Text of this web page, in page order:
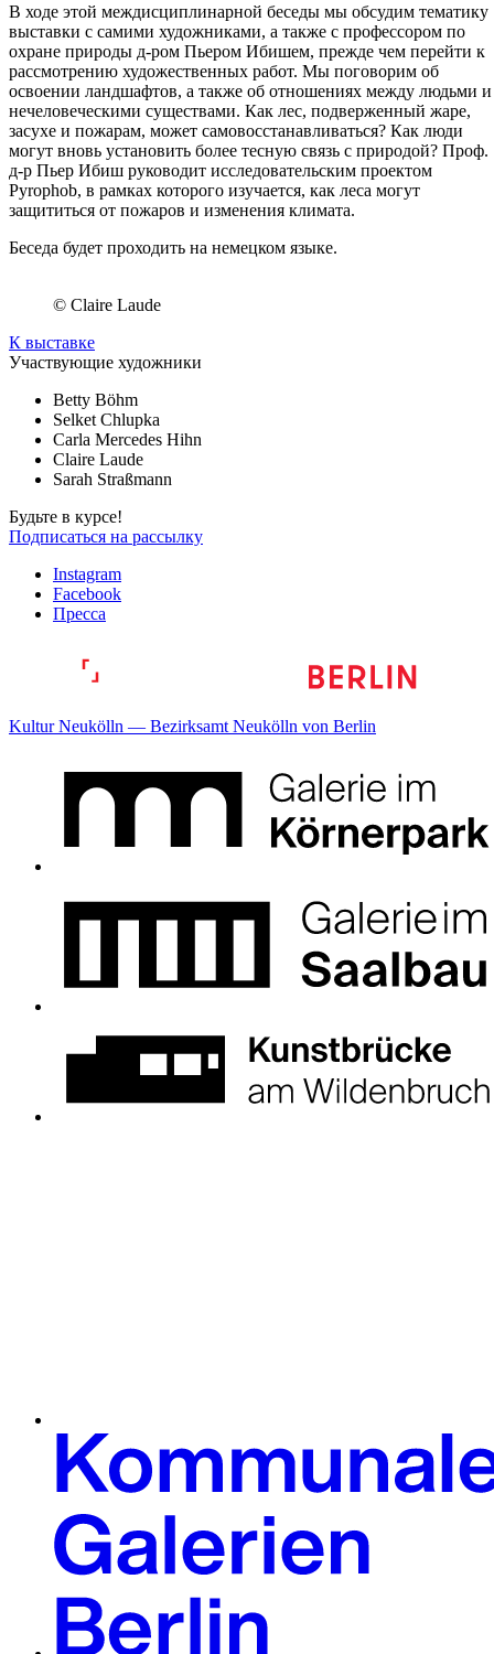
В ходе этой междисциплинарной беседы мы обсудим тематику
выставки с самими художниками, а также с профессором по
охране природы д-ром Пьером Ибишем, прежде чем перейти к
рассмотрению художественных работ. Мы поговорим об
освоении ландшафтов, а также об отношениях между людьми и
нечеловеческими существами. Как лес, подверженный жаре,
засухе и пожарам, может самовосстанавливаться? Как люди
могут вновь установить более тесную связь с природой? Проф.
д-р Пьер Ибиш руководит исследовательским проектом
Pyrophob, в рамках которого изучается, как леса могут
защититься от пожаров и изменения климата.
Беседа будет проходить на немецком языке.
© Claire Laude
К выставке
Участвующие художники
Betty Böhm
Selket Chlupka
Carla Mercedes Hihn
Claire Laude
Sarah Straßmann
Будьте в курсе!
Подписаться на рассылку
Instagram
Facebook
Пресса
Kultur Neukölln — Bezirksamt Neukölln von Berlin